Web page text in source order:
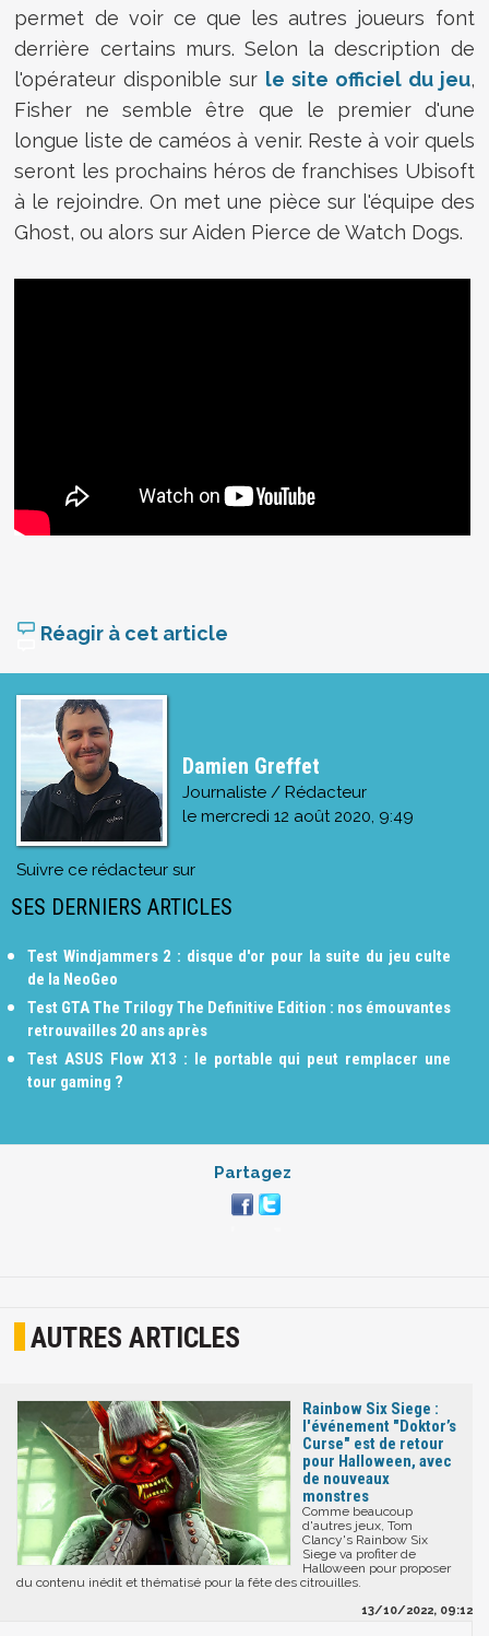
permet de voir ce que les autres joueurs font
derrière certains murs. Selon la description de
l'opérateur disponible sur le site officiel du jeu,
Fisher ne semble être que le premier d'une
longue liste de caméos à venir. Reste à voir quels
seront les prochains héros de franchises Ubisoft
à le rejoindre. On met une pièce sur l'équipe des
Ghost, ou alors sur Aiden Pierce de Watch Dogs.
Réagir à cet article
Damien Greffet
Journaliste / Rédacteur
le mercredi 12 août 2020, 9:49
Suivre ce rédacteur sur
SES DERNIERS ARTICLES
Test Windjammers 2 : disque d'or pour la suite du jeu culte
de la NeoGeo
Test GTA The Trilogy The Definitive Edition : nos émouvantes
retrouvailles 20 ans après
Test ASUS Flow X13 : le portable qui peut remplacer une
tour gaming ?
Partagez
AUTRES ARTICLES
Rainbow Six Siege :
l'événement "Doktor’s
Curse" est de retour
pour Halloween, avec
de nouveaux
monstres
Comme beaucoup
d'autres jeux, Tom
Clancy's Rainbow Six
Siege va profiter de
Halloween pour proposer
du contenu inédit et thématisé pour la fête des citrouilles.
13/10/2022, 09:12